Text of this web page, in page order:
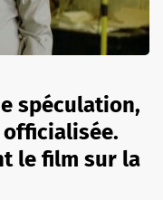
spéculation,
officialisée.
le film sur la